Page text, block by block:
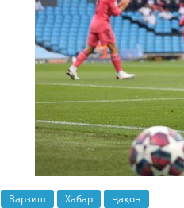
Варзиш Хабар Ҷаҳон